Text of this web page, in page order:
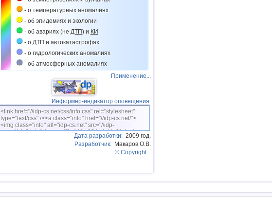
- о температурных аномалиях
- об эпидемиях и экологии
- об авариях (не ДТП) и КИ
- о ДТП и автокатастрофах
- о гидрологических аномалиях
- об атмосферных аномалиях
Применение...
Информер-индикатор оповещения:
<link href="//idp-cs.net/css/info.css" rel="stylesheet"
type="text/css" /><a class="info" href="//idp-cs.net/">
<img class="info" alt="idp-cs.net" src="//idp-
cs.net/pix/idpinfok_sm.gif" width=88 height=31 /></a>
Дата разработки: 2009 год.
Разработчик: Макаров О.В.
© Copyright...